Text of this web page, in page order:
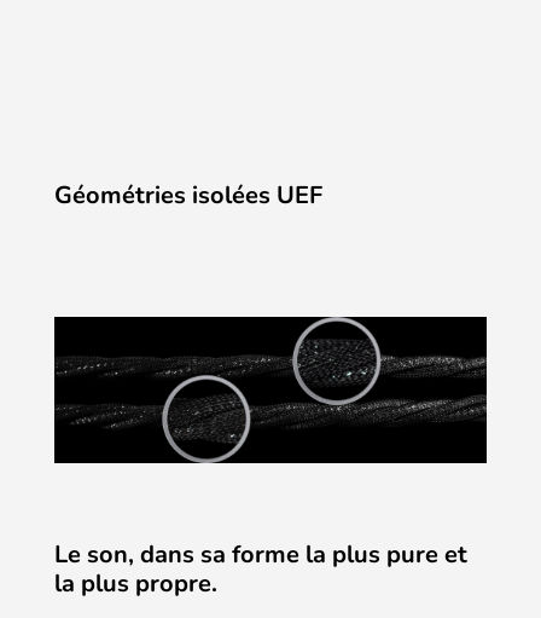
Géométries isolées UEF
Le son, dans sa forme la plus pure et
la plus propre.